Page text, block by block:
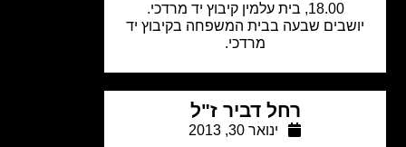
שבעה בבית המשפחה בקיבוץ יד
רחל דביר ז"ל
ינואר 30, 2013